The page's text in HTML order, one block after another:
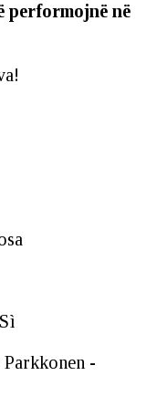
performojnë në
-